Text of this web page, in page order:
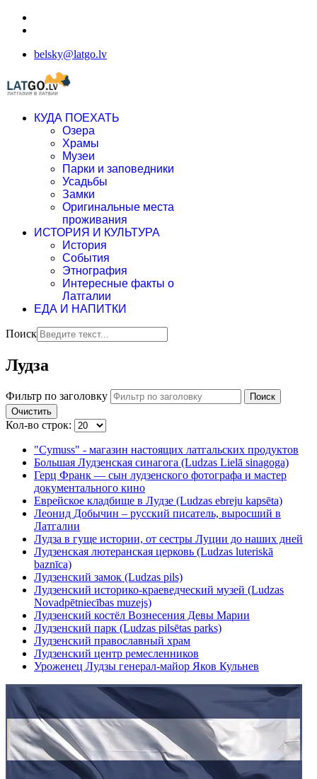
belsky@latgo.lv
КУДА ПОЕХАТЬ
Озера
Храмы
Музеи
Парки и заповедники
Усадьбы
Замки
Оригинальные места
проживания
ИСТОРИЯ И КУЛЬТУРА
История
События
Этнография
Интересные факты о
Латгалии
ЕДА И НАПИТКИ
Поиск
Лудза
Фильтр по заголовку
Поиск
Очистить
Кол-во строк:
"Cymuss" - магазин настоящих латгальских продуктов
Большая Лудзенская синагога (Ludzas Lielā sinagoga)
Герц Франк — сын лудзенского фотографа и мастер
документального кино
Еврейское кладбище в Лудзе (Ludzas ebreju kapsēta)
Леонид Добычин – русский писатель, выросший в
Латгалии
Лудза в гуще истории, от сестры Луции до наших дней
Лудзенская лютеранская церковь (Ludzas luteriskā
baznīca)
Лудзенский замок (Ludzas pils)
Лудзенский историко-краеведческий музей (Ludzas
Novadpētniecības muzejs)
Лудзенский костёл Вознесения Девы Марии
Лудзенский парк (Ludzas pilsētas parks)
Лудзенский православный храм
Лудзенский центр ремесленников
Уроженец Лудзы генерал-майор Яков Кульнев